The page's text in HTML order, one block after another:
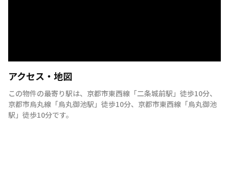
アクセス・地図
この物件の最寄り駅は、 京都市東西線 「二条城前駅 」 徒歩10分、
京都市烏丸線 「烏丸御池駅 」 徒歩10分、 京都市東西線 「烏丸御池
駅 」 徒歩10分です。